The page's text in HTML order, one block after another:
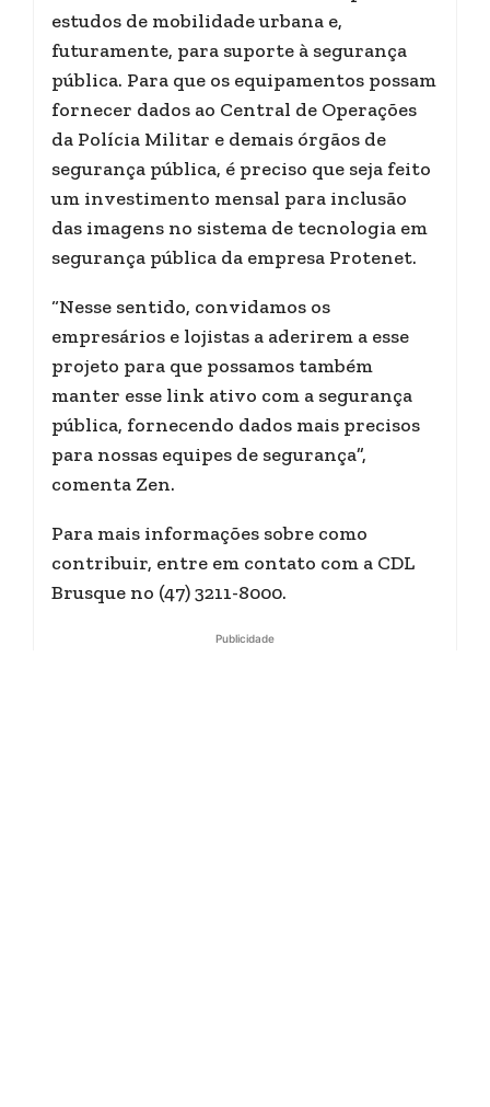
estudos de mobilidade urbana e,
futuramente, para suporte à segurança
pública. Para que os equipamentos possam
fornecer dados ao Central de Operações
da Polícia Militar e demais órgãos de
segurança pública, é preciso que seja feito
um investimento mensal para inclusão
das imagens no sistema de tecnologia em
segurança pública da empresa Protenet.
“Nesse sentido, convidamos os
empresários e lojistas a aderirem a esse
projeto para que possamos também
manter esse link ativo com a segurança
pública, fornecendo dados mais precisos
para nossas equipes de segurança”,
comenta Zen.
Para mais informações sobre como
contribuir, entre em contato com a CDL
Brusque no (47) 3211-8000.
Publicidade